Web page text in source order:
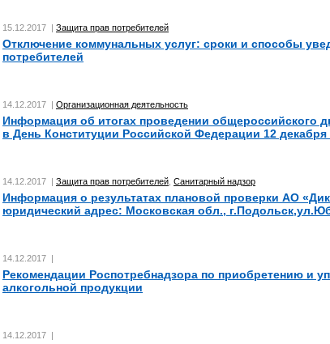
15.12.2017 | Защита прав потребителей
Отключение коммунальных услуг: сроки и способы
потребителей
14.12.2017 | Организационная деятельность
Информация об итогах проведении общероссийского
в День Конституции Российской Федерации 12 декабря
14.12.2017 | Защита прав потребителей Санитарный надзор
Информация о результатах плановой проверки АО
юридический адрес: Московская обл.,
14.12.2017 |
Рекомендации Роспотребнадзора по приобретению и
алкогольной продукции
14.12.2017 |